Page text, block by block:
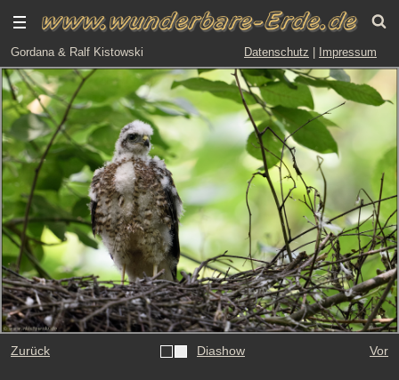
Gordana & Ralf Kistowski Datenschutz Impressum
Zurück Diashow Vor